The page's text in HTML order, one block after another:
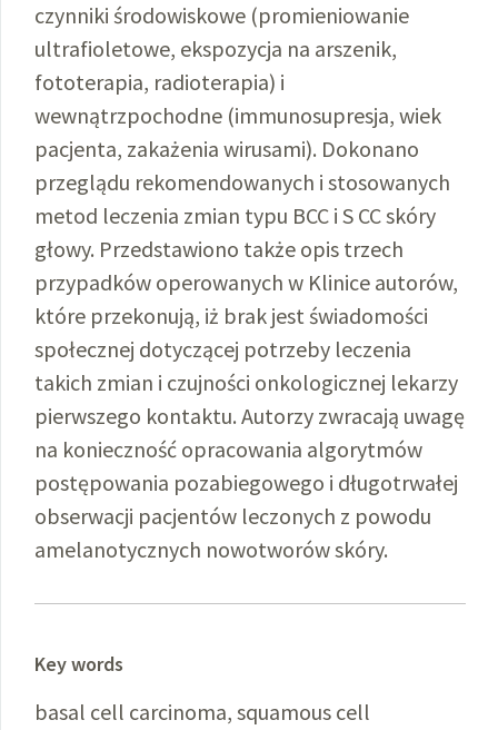
czynniki środowiskowe (promieniowanie
ultrafioletowe, ekspozycja na arszenik,
fototerapia, radioterapia) i
wewnątrzpochodne (immunosupresja, wiek
pacjenta, zakażenia wirusami). Dokonano
przeglądu rekomendowanych i stosowanych
metod leczenia zmian typu BCC i S CC skóry
głowy. Przedstawiono także opis trzech
przypadków operowanych w Klinice autorów,
które przekonują, iż brak jest świadomości
społecznej dotyczącej potrzeby leczenia
takich zmian i czujności onkologicznej lekarzy
pierwszego kontaktu. Autorzy zwracają uwagę
na konieczność opracowania algorytmów
postępowania pozabiegowego i długotrwałej
obserwacji pacjentów leczonych z powodu
amelanotycznych nowotworów skóry.
Key words
basal cell carcinoma, squamous cell